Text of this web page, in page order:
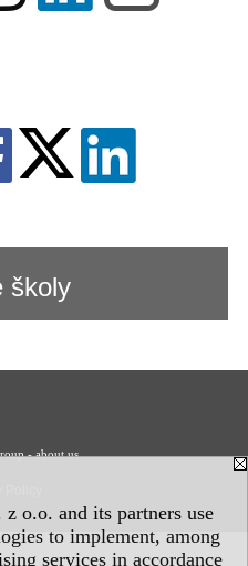
o.o. and its partners use
to implement, among
services in accordance
školy
- about us